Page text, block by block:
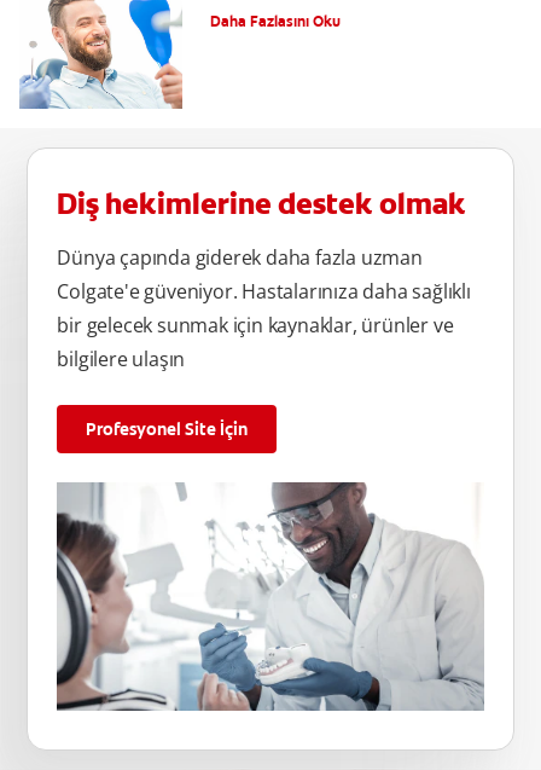
Daha Fazlasını Oku
Diş hekimlerine destek olmak
Dünya çapında giderek daha fazla uzman
Colgate'e güveniyor. Hastalarınıza daha sağlıklı
bir gelecek sunmak için kaynaklar, ürünler ve
bilgilere ulaşın
Profesyonel Site İçin